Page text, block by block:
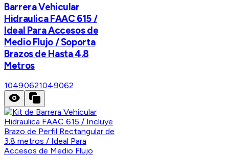
Barrera Vehicular
Hidraulica FAAC 615 /
Ideal Para Accesos de
Medio Flujo / Soporta
Brazos de Hasta 4.8
Metros
10490621049062